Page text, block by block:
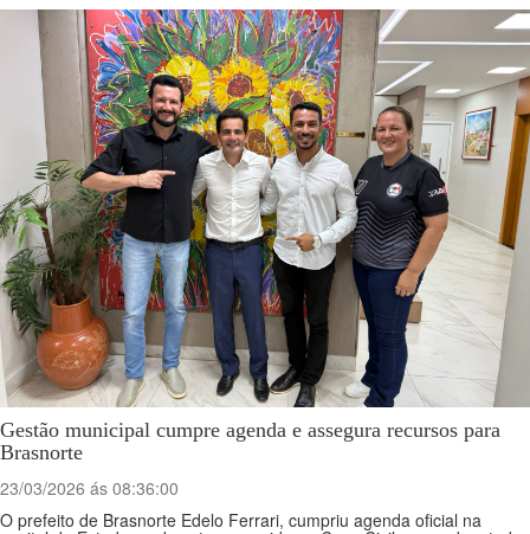
Gestão municipal cumpre agenda e assegura recursos para
Brasnorte
23/03/2026 ás 08:36:00
O prefeito de Brasnorte Edelo Ferrari, cumpriu agenda oficial na